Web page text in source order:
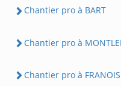
Chantier pro à BART
Chantier pro à
Chantier pro à FRANOIS